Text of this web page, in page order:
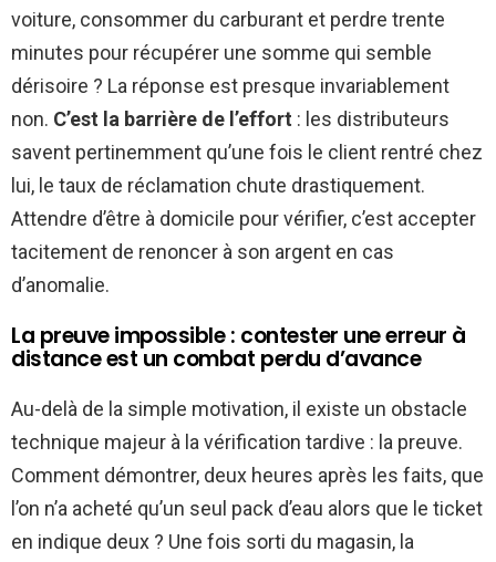
voiture, consommer du carburant et perdre trente
minutes pour récupérer une somme qui semble
dérisoire ? La réponse est presque invariablement
non. C’est la barrière de l’effort : les distributeurs
savent pertinemment qu’une fois le client rentré chez
lui, le taux de réclamation chute drastiquement.
Attendre d’être à domicile pour vérifier, c’est accepter
tacitement de renoncer à son argent en cas
d’anomalie.
La preuve impossible : contester une erreur à
distance est un combat perdu d’avance
Au-delà de la simple motivation, il existe un obstacle
technique majeur à la vérification tardive : la preuve.
Comment démontrer, deux heures après les faits, que
l’on n’a acheté qu’un seul pack d’eau alors que le ticket
en indique deux ? Une fois sorti du magasin, la